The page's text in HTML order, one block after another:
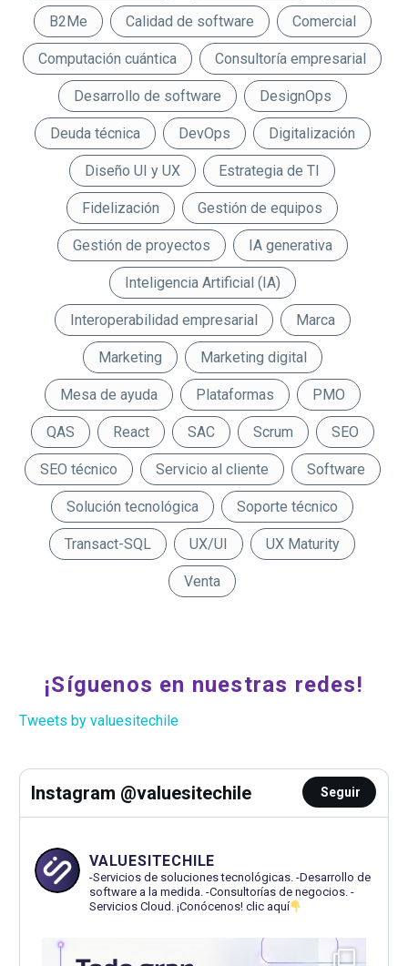
B2Me Calidad de software Comercial
Computación cuántica Consultoría empresarial
Desarrollo de software DesignOps
Deuda técnica DevOps Digitalización
Diseño UI y UX Estrategia de TI
Fidelización Gestión de equipos
Gestión de proyectos IA generativa
Inteligencia Artificial (IA)
Interoperabilidad empresarial Marca
Marketing Marketing digital
Mesa de ayuda Plataformas PMO
QAS React SAC Scrum SEO
SEO técnico Servicio al cliente Software
Solución tecnológica Soporte técnico
Transact-SQL UX/UI UX Maturity
Venta
¡Síguenos en nuestras redes!
Tweets by valuesitechile
Instagram @valuesitechile Seguir
VALUESITECHILE
-Servicios de soluciones tecnológicas. -Desarrollo de
software a la medida. -Consultorías de negocios. -
Servicios Cloud. ¡Conócenos! clic aquí